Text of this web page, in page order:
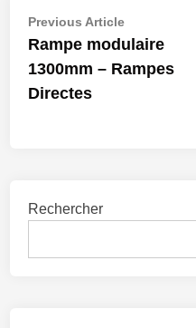
Navigation
de
l’article
Previous ArticlePrevious
article:
Rampe modulaire
1300mm – Rampes
Directes
Rechercher